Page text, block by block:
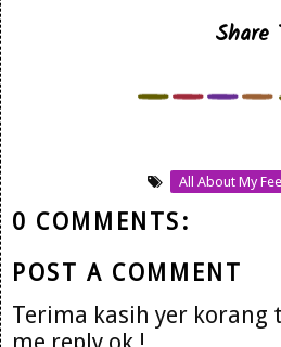
Share
All About My
0 COMMENTS:
POST A COMMENT
Terima kasih yer korang